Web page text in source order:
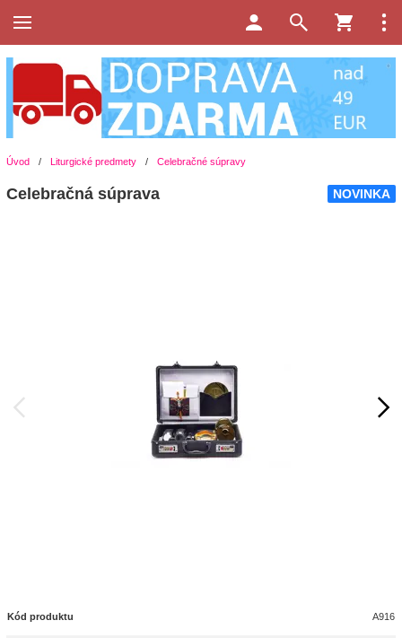
Úvod / Liturgické predmety / Celebračné súpravy
NOVINKA
Celebračná súprava
Kód produktu A916